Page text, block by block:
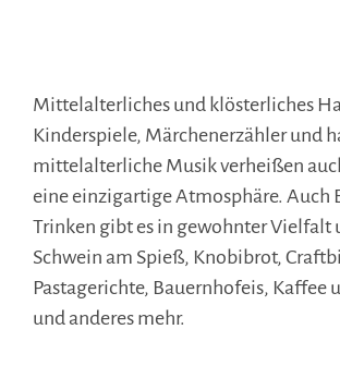
Mittelalterliches und klösterliches
Kinderspiele, Märchenerzähler und
mittelalterliche Musik verheißen
eine einzigartige Atmosphäre. Auch
Trinken gibt es in gewohnter Vielfalt
Schwein am Spieß, Knobibrot,
Pastagerichte, Bauernhofeis, Kaffee
und anderes mehr.